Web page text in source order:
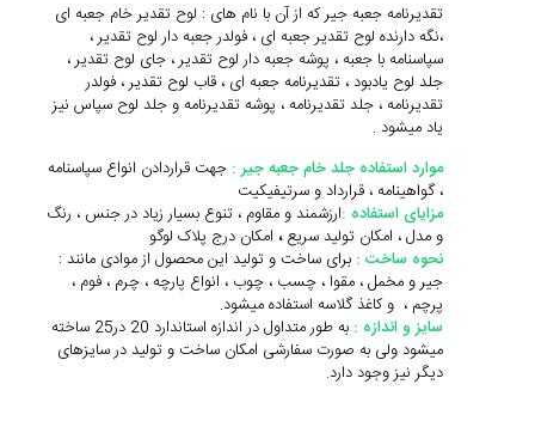
تقدیرنامه جعبه جیر که از آن با نام های : لوح تقدیر خام جعبه ای
،نگه دارنده لوح تقدیر جعبه ای ، فولدر جعبه دار لوح تقدیر ،
سپاسنامه با جعبه ، پوشه جعبه دار لوح تقدیر ، جای لوح تقدیر ،
جلد لوح یادبود ، تقدیرنامه جعبه ای ، قاب لوح تقدیر ، فولدر
تقدیرنامه ، جلد تقدیرنامه ، پوشه تقدیرنامه و جلد لوح سپاس نیز
یاد میشود .
موارد استفاده جلد خام جعبه جیر : جهت قراردادن انواع سپاسنامه
، گواهینامه ، قرارداد و سرتیفیکیت
مزایای استفاده :ارزشمند و مقاوم ، تنوع بسیار زیاد در جنس ، رنگ
و مدل ، امکان تولید سریع، امکان درج پلاک لوگو
نحوه ساخت : برای ساخت و تولید این محصول از موادی مانند :
جیر و مخمل ، مقوا ، چسب ، چوب ، انواع پارچه ، چرم ، فوم ،
پرچم ، و کاغذ گلاسه استفاده میشود.
سایز و اندازه :
به طور متداول در اندازه استاندارد 20 در25 ساخته
میشود ولی به صورت سفارشی امکان ساخت و تولید در سایزهای
دیگر نیز وجود دارد.